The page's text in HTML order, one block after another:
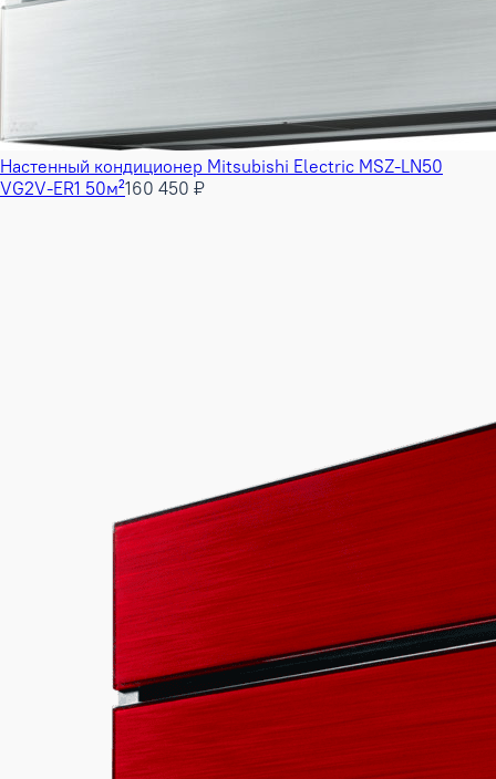
Настенный кондиционер Mitsubishi Electric MSZ-LN50
VG2V-ER1 50м²160 450 ₽